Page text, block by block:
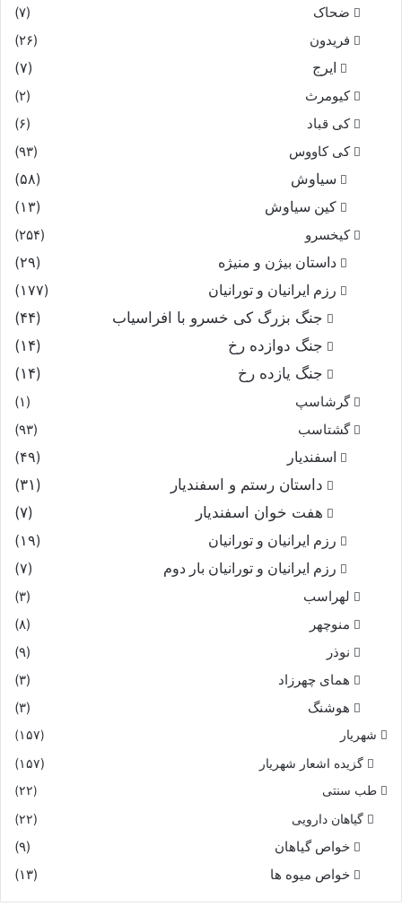
ضحاک
(۷)
فریدون
(۲۶)
ایرج
(۷)
کیومرث
(۲)
کی قباد
(۶)
کی کاووس
(۹۳)
سیاوش
(۵۸)
کین سیاوش
(۱۳)
کیخسرو
(۲۵۴)
داستان بیژن و منیژه
(۲۹)
رزم ایرانیان و تورانیان
(۱۷۷)
جنگ بزرگ کی خسرو با افراسیاب
(۴۴)
جنگ دوازده رخ
(۱۴)
جنگ یازده رخ
(۱۴)
گرشاسپ
(۱)
گشتاسب
(۹۳)
اسفندیار
(۴۹)
داستان رستم و اسفندیار
(۳۱)
هفت خوان اسفندیار
(۷)
رزم ایرانیان و تورانیان
(۱۹)
رزم ایرانیان و تورانیان بار دوم
(۷)
لهراسب
(۳)
منوچهر
(۸)
نوذر
(۹)
هماى چهرزاد
(۳)
هوشنگ
(۳)
شهریار (۱۵۷)
گزیده اشعار شهریار (۱۵۷)
طب سنتی (۲۲)
گیاهان دارویی (۲۲)
خواص گیاهان
(۹)
خواص میوه ها
(۱۳)